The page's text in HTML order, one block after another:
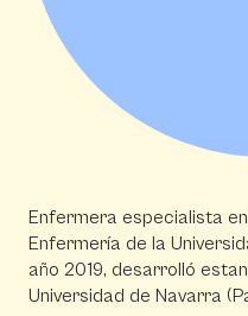
Enfermera especialista
Enfermería de la
año 2019, desarrolló
Universidad de Navarra